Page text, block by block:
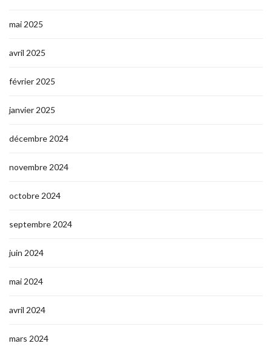
mai 2025
avril 2025
février 2025
janvier 2025
décembre 2024
novembre 2024
octobre 2024
septembre 2024
juin 2024
mai 2024
avril 2024
mars 2024